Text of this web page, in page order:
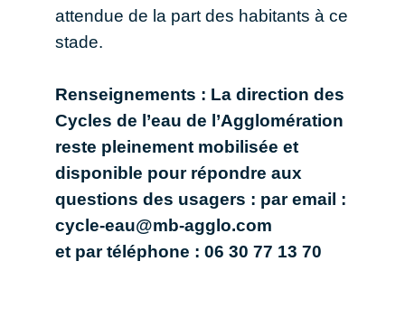
attendue de la part des habitants à ce
stade.
Renseignements : La direction des
Cycles de l’eau de l’Agglomération
reste pleinement mobilisée et
disponible pour répondre aux
questions des usagers : par email :
cycle-eau@mb-agglo.com
et par téléphone : 06 30 77 13 70